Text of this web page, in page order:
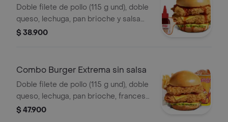
Beach
Doble filete de pollo (115 g und), doble
queso, lechuga, pan brioche y salsa
Polynesian beach
$ 38.900
Combo Burger Extrema sin salsa
Doble filete de pollo (115 g und), doble
queso, lechuga, pan brioche, francesa
mediana (60 g) y gaseosa (325 ml)
$ 47.900